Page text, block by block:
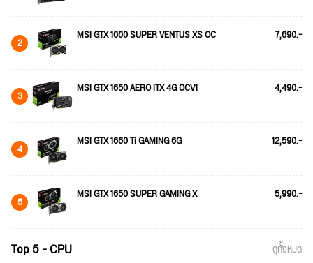
2 MSI GTX 1660 SUPER VENTUS XS OC 7,690.-
3 MSI GTX 1650 AERO ITX 4G OCV1 4,490.-
4 MSI GTX 1660 Ti GAMING 6G 12,590.-
5 MSI GTX 1650 SUPER GAMING X 5,990.-
Top 5 - CPU ดูทั้งหมด